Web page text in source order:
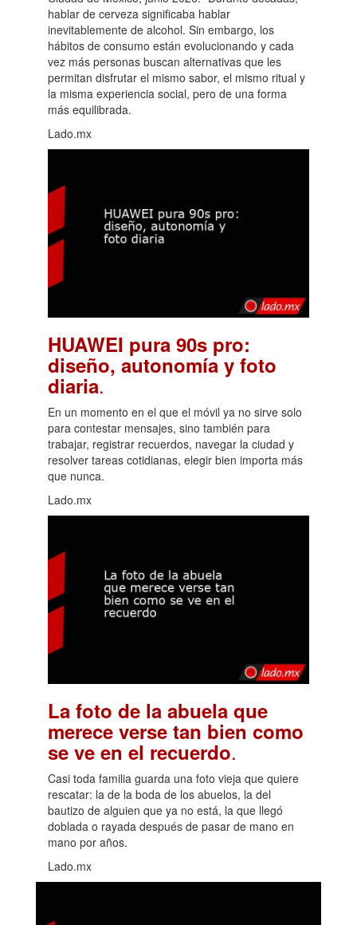
hablar de cerveza significaba hablar
inevitablemente de alcohol. Sin embargo, los
hábitos de consumo están evolucionando y cada
vez más personas buscan alternativas que les
permitan disfrutar el mismo sabor, el mismo ritual y
la misma experiencia social, pero de una forma
más equilibrada.
Lado.mx
HUAWEI pura 90s pro:
diseño, autonomía y foto
diaria.
En un momento en el que el móvil ya no sirve solo
para contestar mensajes, sino también para
trabajar, registrar recuerdos, navegar la ciudad y
resolver tareas cotidianas, elegir bien importa más
que nunca.
Lado.mx
La foto de la abuela que
merece verse tan bien como
se ve en el recuerdo.
Casi toda familia guarda una foto vieja que quiere
rescatar: la de la boda de los abuelos, la del
bautizo de alguien que ya no está, la que llegó
doblada o rayada después de pasar de mano en
mano por años.
Lado.mx